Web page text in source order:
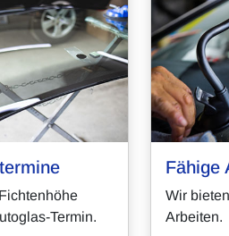
Termin.
Fähige
Wir
Arbeiten.